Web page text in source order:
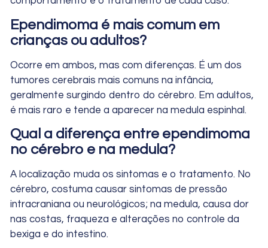
Ependimoma é mais comum em
crianças ou adultos?
Ocorre em ambos, mas com diferenças. É um dos
tumores cerebrais mais comuns na infância,
geralmente surgindo dentro do cérebro. Em adultos,
é mais raro e tende a aparecer na medula espinhal.
Qual a diferença entre ependimoma
no cérebro e na medula?
A localização muda os sintomas e o tratamento. No
cérebro, costuma causar sintomas de pressão
intracraniana ou neurológicos; na medula, causa dor
nas costas, fraqueza e alterações no controle da
bexiga e do intestino.